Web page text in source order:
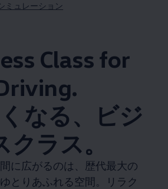
ミュレーション
Class for
なる、ビジ
クラス。
に広がるのは、歴代最大の
とりあふれる空間。リラク